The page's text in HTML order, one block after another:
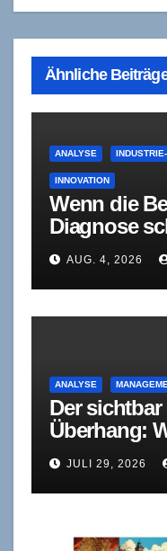
Ähnliche
ANALYSE
INNOVATION
Wenn die
Diagnose
Fraunhofer
AUG. 4, 2026
ANALYSE
Der
Überhang:
bedeutet
JULI 29, 2026